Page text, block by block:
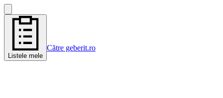
Listele mele
Către geberit.ro